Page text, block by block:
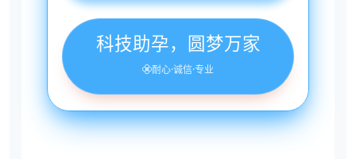
科技助孕，圆梦万家
耐心·诚信·专业